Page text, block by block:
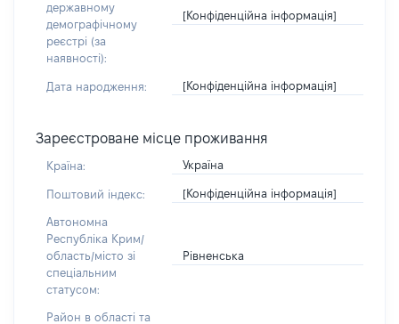
державному
демографічному
реєстрі (за
наявності):
[Конфіденційна інформація]
Дата народження: [Конфіденційна інформація]
Зареєстроване місце проживання
Країна: Україна
Поштовий індекс: [Конфіденційна інформація]
Автономна
Республіка Крим/
область/місто зі
спеціальним
статусом:
Рівненська
Район в області та